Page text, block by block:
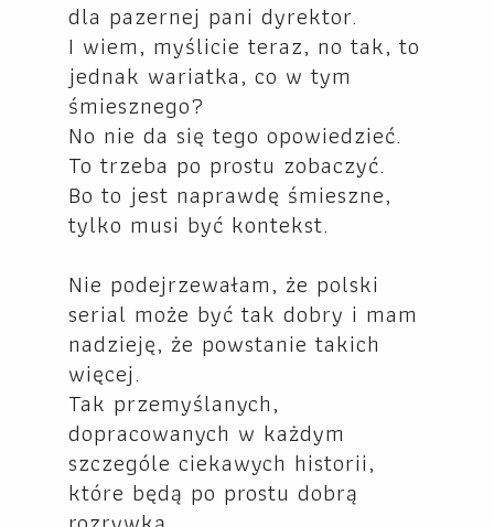
dla pazernej pani dyrektor.
I wiem, myślicie teraz, no tak, to
jednak wariatka, co w tym
śmiesznego?
No nie da się tego opowiedzieć.
To trzeba po prostu zobaczyć.
Bo to jest naprawdę śmieszne,
tylko musi być kontekst.
Nie podejrzewałam, że polski
serial może być tak dobry i mam
nadzieję, że powstanie takich
więcej.
Tak przemyślanych,
dopracowanych w każdym
szczególe ciekawych historii,
które będą po prostu dobrą